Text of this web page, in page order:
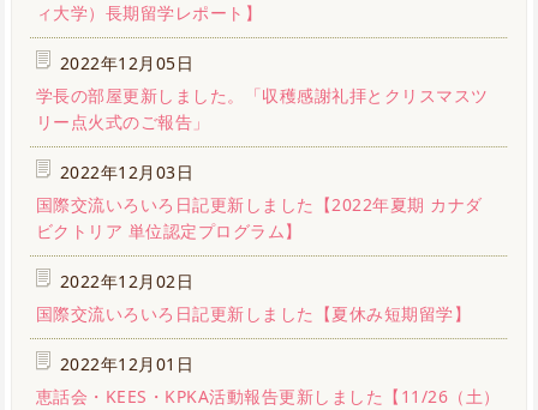
ィ大学）長期留学レポート】
2022年12月05日
学長の部屋更新しました。「収穫感謝礼拝とクリスマスツ
リー点火式のご報告」
2022年12月03日
国際交流いろいろ日記更新しました【2022年夏期 カナダ
ビクトリア 単位認定プログラム】
2022年12月02日
国際交流いろいろ日記更新しました【夏休み短期留学】
2022年12月01日
恵話会・KEES・KPKA活動報告更新しました【11/26（土）